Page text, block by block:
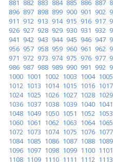
881 882 883 884 885 886 887
896 897 898 899 900 901 902
911 912 913 914 915 916 917
926 927 928 929 930 931 932
941 942 943 944 945 946 947
956 957 958 959 960 961 962
971 972 973 974 975 976 977
986 987 988 989 990 991 992
1000 1001 1002 1003 1004 1005
1012 1013 1014 1015 1016 1017
1024 1025 1026 1027 1028 1029
1036 1037 1038 1039 1040 1041
1048 1049 1050 1051 1052 1053
1060 1061 1062 1063 1064 1065
1072 1073 1074 1075 1076 1077
1084 1085 1086 1087 1088 1089
1096 1097 1098 1099 1100 1101
1108 1109 1110 1111 1112 1113